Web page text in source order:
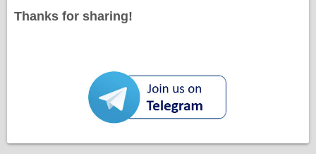
Thanks for sharing!